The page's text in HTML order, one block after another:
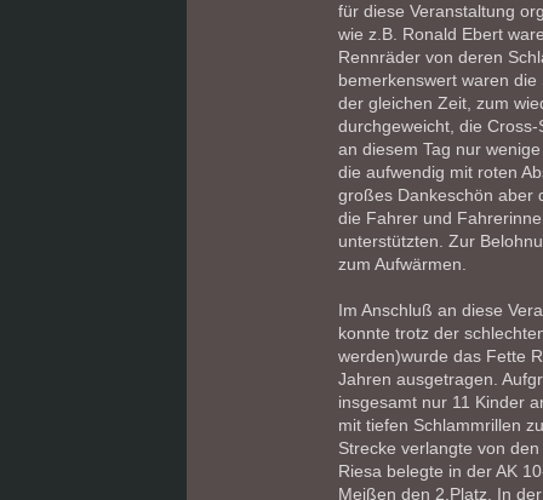
für diese Veranstaltung
wie z.B. Ronald Ebert
Rennräder von deren
bemerkenswert waren
der gleichen Zeit, zum
durchgeweicht, die
an diesem Tag nur
die aufwendig mit roten
großes Dankeschön aber
die Fahrer und
unterstützten. Zur
zum Aufwärmen.
Im Anschluß an diese
konnte trotz der
werden)wurde das Fette
Jahren ausgetragen.
insgesamt nur 11 Kinder
mit tiefen Schlammrillen
Strecke verlangte von
Riesa belegte in der AK
Meißen den 2.Platz. In